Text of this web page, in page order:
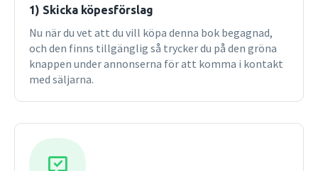
omdöme. Del 2 tar upp cirkulation, andning, temperatur,
vila. Här kopplas de olika behovens betydelse till
välbefinnande, identifiering av omvårdnadsbehov,
patientsituationer och omvårdnadsåtgärder. Baskunskap
från sjukdomslära/patologi integreras. Del 3 avhandlar
grundläggande behov såsom trygghet, kärlek, närhet och
coping och livsstilsförändringar samt frågor vid livets slut.
Del 4 handlar huvudsakligen om samhällets krav på
1) Skicka köpesförslag
Nu när du vet att du vill köpa denna bok begagnad,
och den finns tillgänglig så trycker du på den gröna
knappen under annonserna för att komma i kontakt
med säljarna.